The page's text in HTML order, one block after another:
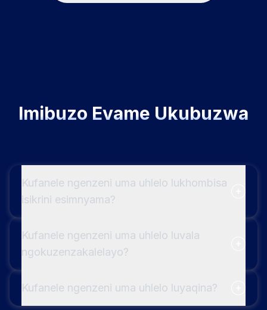
Imibuzo Evame Ukubuzwa
Kufanele ngenzeni uma uhlelo lukhombisa
isikrini esimnyama?
Kufanele ngenzeni uma uhlelo luvala
ngokuzenzakalelayo?
Kufanele ngenzeni uma uhlelo luyaqina?